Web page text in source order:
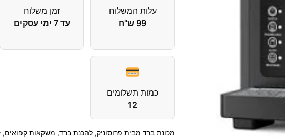
עלות המשלוח
99 ש"ח
זמן משלוח
עד 7 ימי עסקים
כמות תשלומים
12
מכונת ברד מבית פרוסוניק, להכנת ברד, משקאות קפואים,